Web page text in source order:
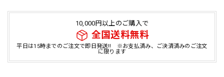
10,000円以上のご購入で
全国送料無料
平日は15時までのご注文で即日発送!! ※お支払済み、ご決済済みのご注文
に限ります